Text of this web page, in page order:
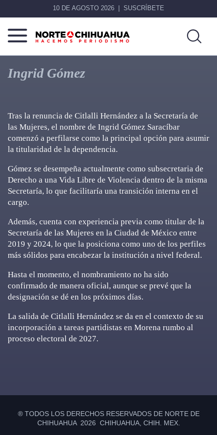
10 DE AGOSTO 2026 SUSCRÍBETE
Norte
De
Chihuahua
Más
que
noticias,
Ingrid Gómez
Tras la renuncia de Citlalli Hernández a la Secretaría de
las Mujeres, el nombre de Ingrid Gómez Saracíbar
comenzó a perfilarse como la principal opción para asumir
la titularidad de la dependencia.
Gómez se desempeña actualmente como subsecretaria de
Derecho a una Vida Libre de Violencia dentro de la misma
Secretaría, lo que facilitaría una transición interna en el
cargo.
Además, cuenta con experiencia previa como titular de la
Secretaría de las Mujeres en la Ciudad de México entre
2019 y 2024, lo que la posiciona como uno de los perfiles
más sólidos para encabezar la institución a nivel federal.
Hasta el momento, el nombramiento no ha sido
confirmado de manera oficial, aunque se prevé que la
designación se dé en los próximos días.
La salida de Citlalli Hernández se da en el contexto de su
incorporación a tareas partidistas en Morena rumbo al
proceso electoral de 2027.
® TODOS LOS DERECHOS RESERVADOS DE NORTE DE
CHIHUAHUA 2026 CHIHUAHUA, CHIH. MEX.